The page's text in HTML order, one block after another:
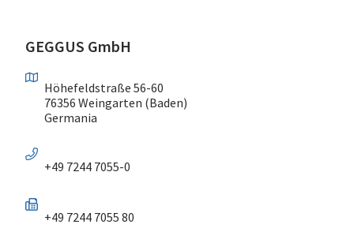
GEGGUS GmbH
Höhefeldstraße 56-60
76356 Weingarten (Baden)
Germania
+49 7244 7055-0
+49 7244 7055 80